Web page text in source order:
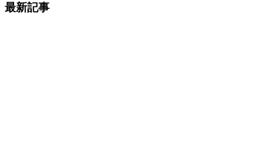
最新記事